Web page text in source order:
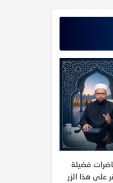
فضيلة
على هذا الزر